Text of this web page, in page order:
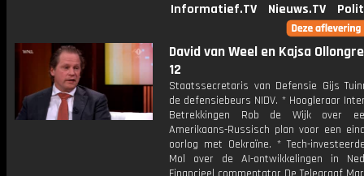
Informatief.TV
Nieuws.TV
David van Weel en Kajsa
12
Staatssecretaris van Defensie Gijs
de defensiebeurs NIDV. * Hoogleraar
Betrekkingen Rob de Wijk over
Amerikaans-Russisch plan voor een
oorlog met Oekraïne. * Tech-
Mol over de AI-ontwikkelingen in